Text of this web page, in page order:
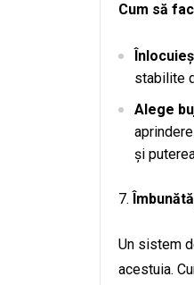
Cum să
stabilite
Alege
și
Un sistem
acestuia.